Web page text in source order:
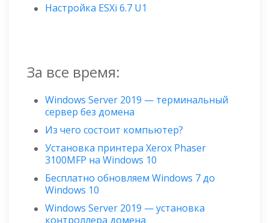
Настройка ESXi 6.7 U1
За все время:
Windows Server 2019 — терминальный
сервер без домена
Из чего состоит компьютер?
Установка принтера Xerox Phaser
3100MFP на Windows 10
Бесплатно обновляем Windows 7 до
Windows 10
Windows Server 2019 — установка
контроллера домена